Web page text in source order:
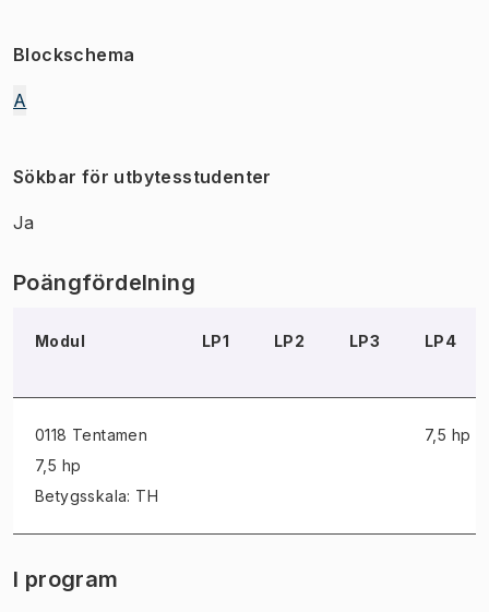
Blockschema
A
Sökbar för utbytesstudenter
Ja
Poängfördelning
Modul LP1 LP2 LP3 LP4
0118 Tentamen
7,5 hp
Betygsskala: TH
7,5 hp
I program